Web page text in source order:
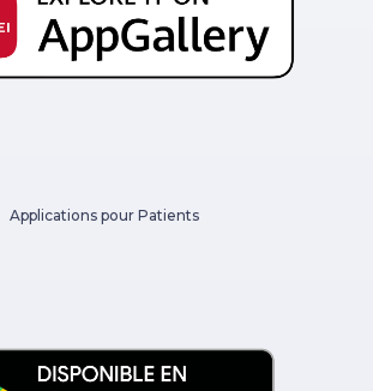
Applications pour Patients